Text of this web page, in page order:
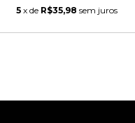
5 x de R$35,98 sem juros